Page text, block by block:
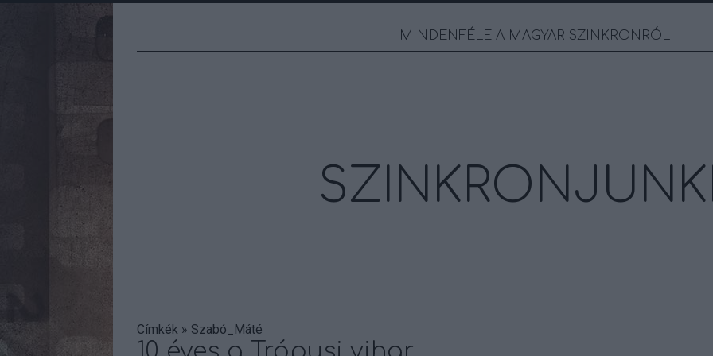
MINDENFÉLE A MAGYAR SZINKRONRÓL
Címkék » Szabó_Máté